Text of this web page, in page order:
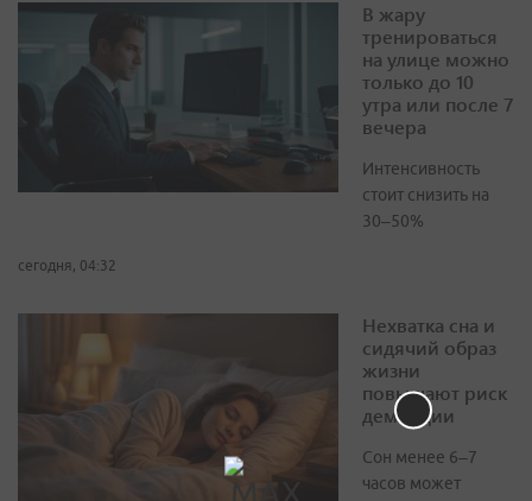
В жару
тренироваться
на улице можно
только до 10
утра или после 7
вечера
Интенсивность
стоит снизить на
30–50%
сегодня, 04:32
Нехватка сна и
сидячий образ
жизни
повышают риск
деменции
Сон менее 6–7
часов может